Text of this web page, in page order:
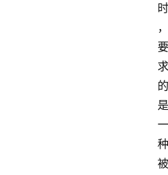
时
，
要
求
的
是
一
种
被